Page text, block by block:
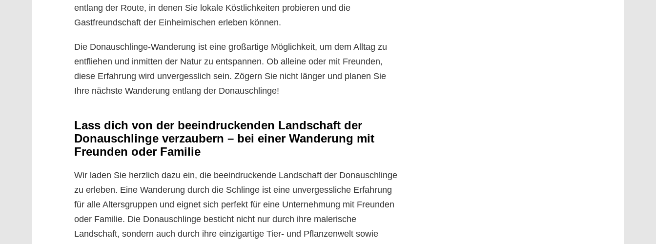
entlang der Route, in denen Sie lokale Köstlichkeiten probieren und die
Gastfreundschaft der Einheimischen erleben können.
Die Donauschlinge-Wanderung ist eine großartige Möglichkeit, um dem Alltag zu
entfliehen und inmitten der Natur zu entspannen. Ob alleine oder mit Freunden,
diese Erfahrung wird unvergesslich sein. Zögern Sie nicht länger und planen Sie
Ihre nächste Wanderung entlang der Donauschlinge!
Lass dich von der beeindruckenden Landschaft der
Donauschlinge verzaubern – bei einer Wanderung mit
Freunden oder Familie
Wir laden Sie herzlich dazu ein, die beeindruckende Landschaft der Donauschlinge
zu erleben. Eine Wanderung durch die Schlinge ist eine unvergessliche Erfahrung
für alle Altersgruppen und eignet sich perfekt für eine Unternehmung mit Freunden
oder Familie. Die Donauschlinge besticht nicht nur durch ihre malerische
Landschaft, sondern auch durch ihre einzigartige Tier- und Pflanzenwelt sowie